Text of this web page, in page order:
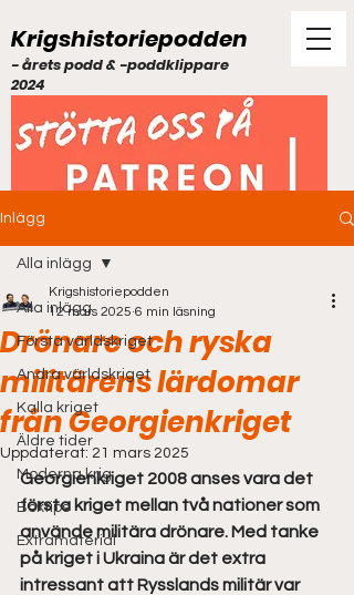
Krigshistoriepodden
- årets podd & -poddklippare
2024
Inlägg
Alla inlägg
Första världskriget
Andra världskriget
Kalla kriget
Äldre tider
Moderna krig
Boktips
Extramaterial
Alla inlägg
Drönare och ryska
militärens lärdomar
från Georgienkriget
Krigshistoriepodden
12 mars 2025 6 min läsning
Uppdaterat: 21 mars 2025
Georgienkriget 2008 anses vara det
första kriget mellan två nationer som
använde militära drönare. Med tanke
på kriget i Ukraina är det extra
intressant att Rysslands militär var